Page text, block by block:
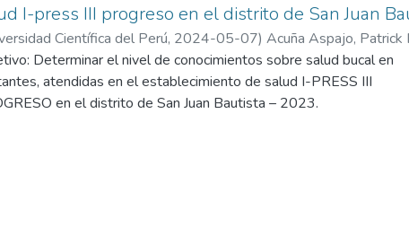
I-press III progreso en el distrito de San Juan
Científica del Perú, 2024-05-07) Acuña Aspajo, Patrick
Determinar el nivel de conocimientos sobre salud bucal en
atendidas en el establecimiento de salud I-PRESS III
en el distrito de San Juan Bautista – 2023.